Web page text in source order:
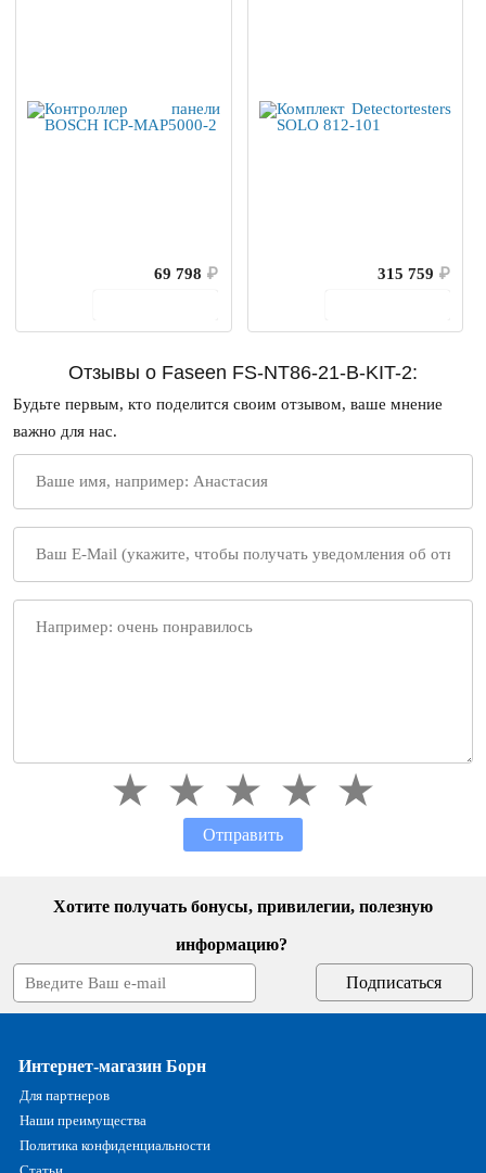
69 798 ₽
315 759 ₽
Отзывы о Faseen FS-NT86-21-B-KIT-2:
Будьте первым, кто поделится своим отзывом, ваше мнение
важно для нас.
Отправить
Хотите получать бонусы, привилегии, полезную
информацию?
Интернет-магазин Борн
Для партнеров
Наши преимущества
Политика конфиденциальности